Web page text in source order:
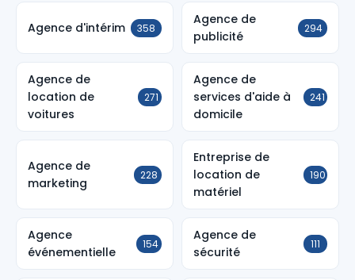
Agence d'intérim 358
Agence de
publicité
294
Agence de
location de
voitures
271
Agence de
services d'aide à
domicile
241
Agence de
marketing
228
Entreprise de
location de
matériel
190
Agence
événementielle
154
Agence de
sécurité
111